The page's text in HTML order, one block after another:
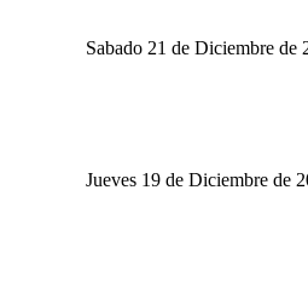
Sabado 21 de Diciembre de
Jueves 19 de Diciembre de